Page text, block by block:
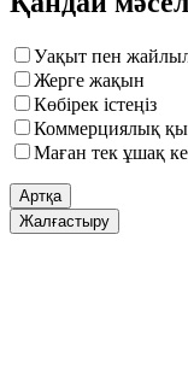
Уақыт пен
Жерге жақын
Көбірек істеңіз
Коммерциялық
Маған тек ұшақ
Артқа
Жалғастыру